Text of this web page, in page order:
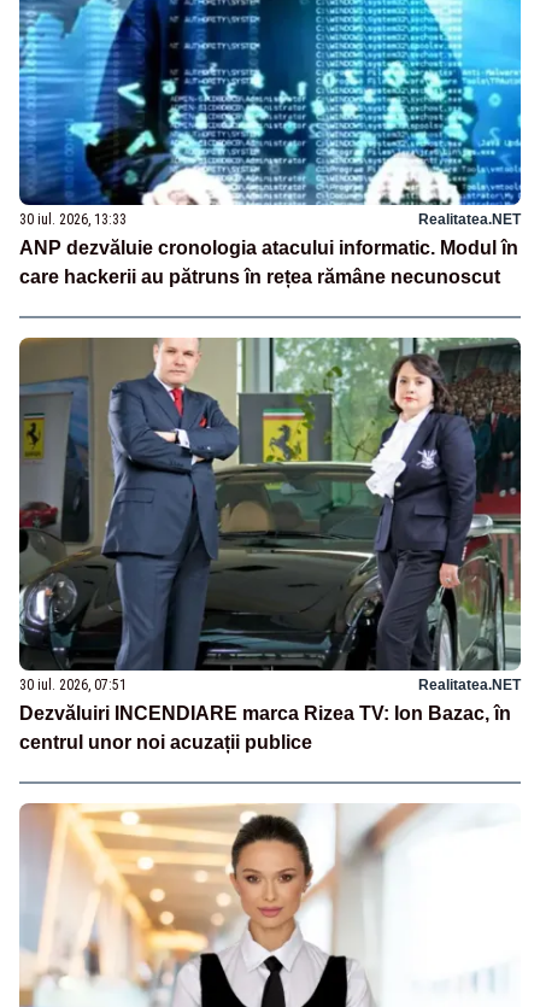
30 iul. 2026, 13:33 Realitatea.NET
ANP dezvăluie cronologia atacului informatic. Modul în
care hackerii au pătruns în rețea rămâne necunoscut
30 iul. 2026, 07:51 Realitatea.NET
Dezvăluiri INCENDIARE marca Rizea TV: Ion Bazac, în
centrul unor noi acuzații publice